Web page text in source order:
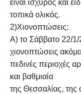
είναι ισχυρός και
τοπικά ολικός.
2)Χιονοπτώσεις:
Α) το Σάββατο 22/
χιονοπτώσεις
πεδινές περιοχές
και βαθμιαία
της Θεσσαλίας, της